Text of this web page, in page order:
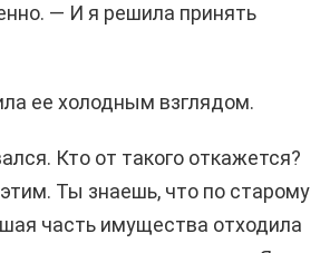
— И я решила принять
ее холодным взглядом.
Кто от такого откажется?
Ты знаешь, что по старому
часть имущества отходила